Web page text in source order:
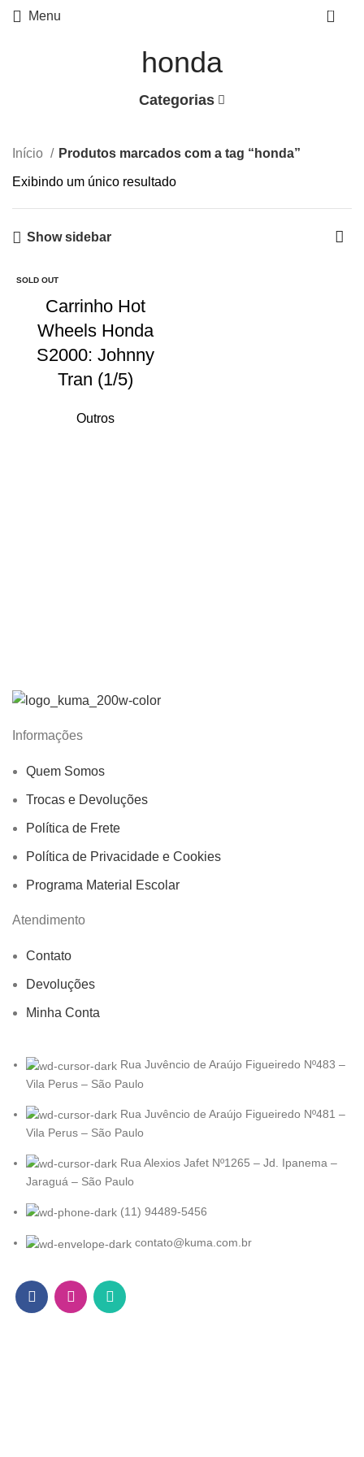
Menu 0
honda
Categorias
Início Produtos marcados com a tag “honda”
Exibindo um único resultado
Show sidebar
SOLD OUT
Carrinho Hot
Wheels Honda
S2000: Johnny
Tran (1/5)
Outros
Informações
Quem Somos
Trocas e Devoluções
Política de Frete
Política de Privacidade e Cookies
Programa Material Escolar
Atendimento
Contato
Devoluções
Minha Conta
Rua Juvêncio de Araújo Figueiredo Nº483 –
Vila Perus – São Paulo
Rua Juvêncio de Araújo Figueiredo Nº481 –
Vila Perus – São Paulo
Rua Alexios Jafet Nº1265 – Jd. Ipanema –
Jaraguá – São Paulo
(11) 94489-5456
contato@kuma.com.br